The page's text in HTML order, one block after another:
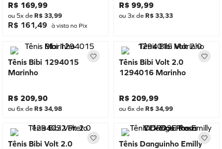
R$ 169,99
ou 5x de R$ 33,99
R$ 161,49 à vista no Pix
R$ 99,99
ou 3x de R$ 33,33
Tênis Bibi 1294015
Marinho
R$ 209,90
ou6x de R$ 34,98
Tênis Bibi Volt 2.0
1294016 Marinho
R$ 209,99
ou6x de R$ 34,99
Tênis Bibi Volt 2.0
Tênis Danguinho Emilly